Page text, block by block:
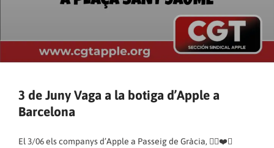
3 de Juny Vaga a la botiga d’Apple a
Barcelona
El 3/06 els companys d’Apple a Passeig de Gràcia, ✊🏼❤️🖤